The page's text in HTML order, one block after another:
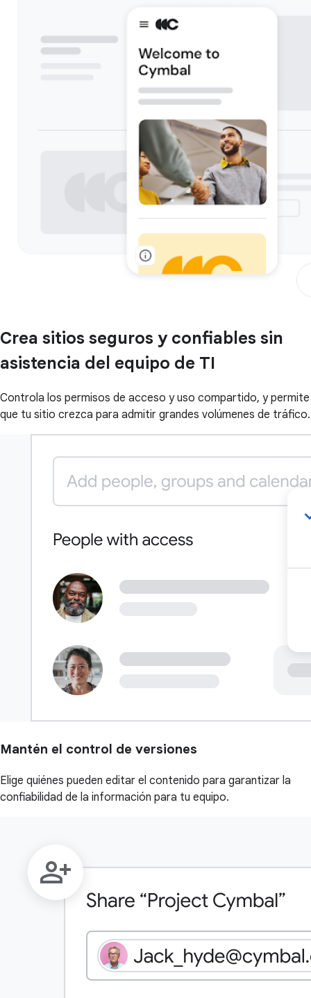
Crea sitios seguros y confiables sin
asistencia del equipo de TI
Controla los permisos de acceso y uso compartido, y permite
que tu sitio crezca para admitir grandes volúmenes de tráfico.
Mantén el control de versiones
Elige quiénes pueden editar el contenido para garantizar la
confiabilidad de la información para tu equipo.